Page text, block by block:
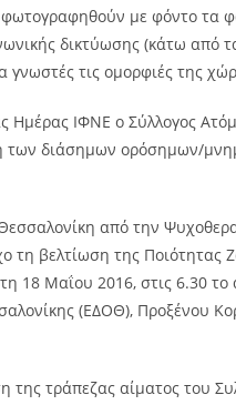
με φόντο τα
δικτύωσης (κάτω
τις ομορφιές της
Ημέρας ΙΦΝΕ ο Σύλλογος
διάσημων ορόσημων/
από την
τη βελτίωση της Ποιότητας
18 Μαΐου 2016, στις 6.30
(ΕΔΟΘ), Προξένου
της τράπεζας αίματος του